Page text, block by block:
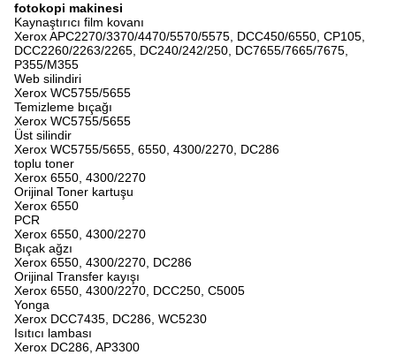
fotokopi makinesi
Kaynaştırıcı film kovanı
Xerox APC2270/3370/4470/5570/5575, DCC450/6550, CP105,
DCC2260/2263/2265, DC240/242/250, DC7655/7665/7675,
P355/M355
Web silindiri
Xerox WC5755/5655
Temizleme bıçağı
Xerox WC5755/5655
Üst silindir
Xerox WC5755/5655, 6550, 4300/2270, DC286
toplu toner
Xerox 6550, 4300/2270
Orijinal Toner kartuşu
Xerox 6550
PCR
Xerox 6550, 4300/2270
Bıçak ağzı
Xerox 6550, 4300/2270, DC286
Orijinal Transfer kayışı
Xerox 6550, 4300/2270, DCC250, C5005
Yonga
Xerox DCC7435, DC286, WC5230
Isıtıcı lambası
Xerox DC286, AP3300